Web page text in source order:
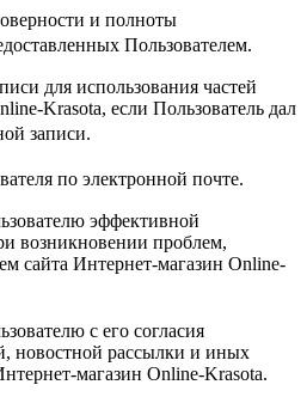
и полноты
Пользователем.
для использования частей
Krasota, если Пользователь дал
записи.
по электронной почте.
эффективной
возникновении проблем,
сайта Интернет-магазин Online-
с его согласия
новостной рассылки и иных
магазин Online-Krasota.